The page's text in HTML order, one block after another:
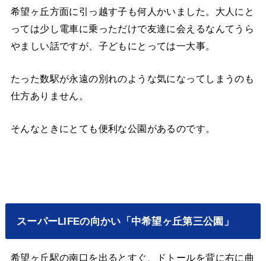
希望ヶ丘方面に引っ越す子も何人かいました。大人にと
っては少し電車に乗っただけで友達に会えるなんてうら
やましい話ですが、子どもにとっては一大事。
たった数駅が永遠の別れのような気になってしまうのも
仕方ありません。
そんなときにとても便利な公園があるのです。
スーパーLIFEの向かい「中希望ヶ丘第三公園」
希望ヶ丘駅の南口を出るとすぐ、ドトールを背に右に曲